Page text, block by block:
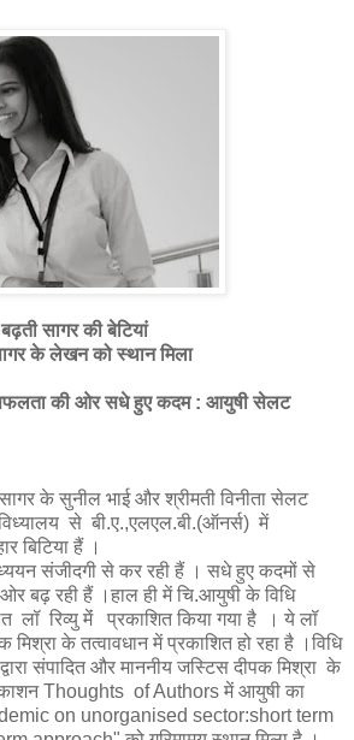
सागर की बेटियां
के लेखन को स्थान मिला
की ओर सधे हुए कदम : आयुषी सेलट
के सुनील भाई और श्रीमती विनीता सेलट
से बी.ए.,एलएल.बी.(ऑनर्स) में
बिटिया हैं ।
संजीदगी से कर रही हैं । सधे हुए कदमों से
बढ़ रही हैं ।हाल ही में चि.आयुषी के विधि
लॉ रिव्यु मेंं प्रकाशित किया गया है । ये लॉ
मिश्रा के तत्वावधान में प्रकाशित हो रहा है ।विधि
संपादित और माननीय जस्टिस दीपक मिश्रा के
Thoughts of Authors में आयुषी का
on unorganised sector:short term